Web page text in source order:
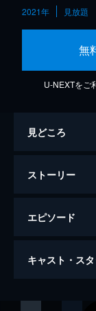
2021年 見放題
無
U-NEXTをご
見どころ
ストーリー
エピソード
異物-完全版-
キャスト・ス